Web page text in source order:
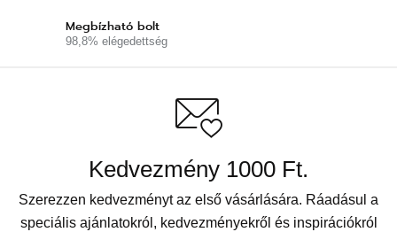
Megbízható bolt
98,8% elégedettség
Kedvezmény 1000 Ft.
Szerezzen kedvezményt az első vásárlására. Ráadásul a
speciális ajánlatokról, kedvezményekről és inspirációkról